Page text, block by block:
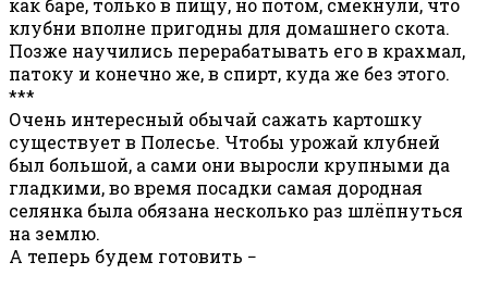
как баре, только в пищу, но потом, смекнули, что
клубни вполне пригодны для домашнего скота.
Позже научились перерабатывать его в крахмал,
патоку и конечно же, в спирт, куда же без этого.
***
Очень интересный обычай сажать картошку
существует в Полесье. Чтобы урожай клубней
был большой, а сами они выросли крупными да
гладкими, во время посадки самая дородная
селянка была обязана несколько раз шлёпнуться
на землю.
А теперь будем готовить −